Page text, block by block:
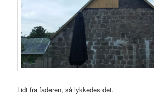
Lidt fra faderen, så lykkedes det.